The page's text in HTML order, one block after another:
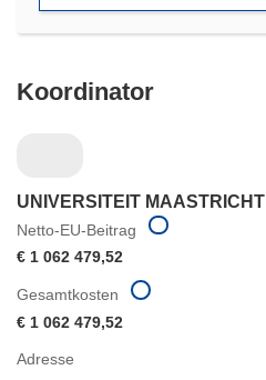
Koordinator
UNIVERSITEIT MAASTRICHT
Netto-EU-Beitrag
€ 1 062 479,52
Adresse
Gesamtkosten
€ 1 062 479,52